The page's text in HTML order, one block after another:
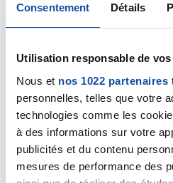
Consentement Détails
Utilisation responsable de
Nous et nos 1022 partenaires
personnelles, telles que votre
technologies comme les
à des informations sur votre
publicités et du contenu
mesures de performance des
Lodye
Bonsoir Carolol, j’ai subit en
rectosigmoidectomie pour
cancéreuse rectale. Je n’ai
chimiothérapie avant